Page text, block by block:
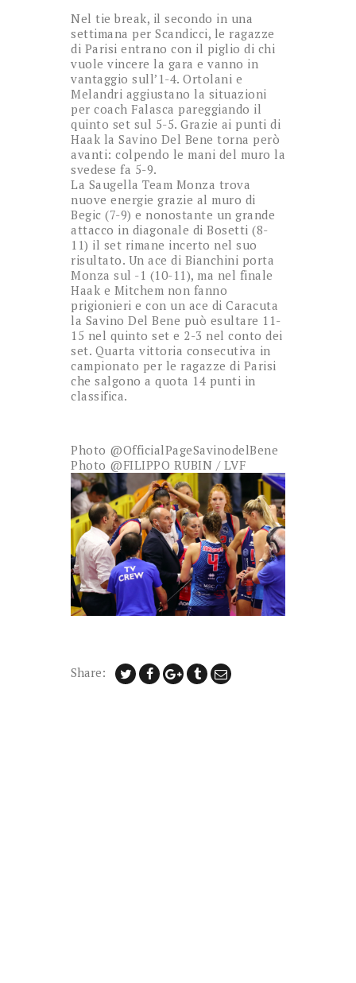
Nel tie break, il secondo in una
settimana per Scandicci, le ragazze
di Parisi entrano con il piglio di chi
vuole vincere la gara e vanno in
vantaggio sull’1-4. Ortolani e
Melandri aggiustano la situazioni
per coach Falasca pareggiando il
quinto set sul 5-5. Grazie ai punti di
Haak la Savino Del Bene torna però
avanti: colpendo le mani del muro la
svedese fa 5-9.
La Saugella Team Monza trova
nuove energie grazie al muro di
Begic (7-9) e nonostante un grande
attacco in diagonale di Bosetti (8-
11) il set rimane incerto nel suo
risultato. Un ace di Bianchini porta
Monza sul -1 (10-11), ma nel finale
Haak e Mitchem non fanno
prigionieri e con un ace di Caracuta
la Savino Del Bene può esultare 11-
15 nel quinto set e 2-3 nel conto dei
set. Quarta vittoria consecutiva in
campionato per le ragazze di Parisi
che salgono a quota 14 punti in
classifica.
Photo @OfficialPageSavinodelBene
Photo @FILIPPO RUBIN / LVF
Share: